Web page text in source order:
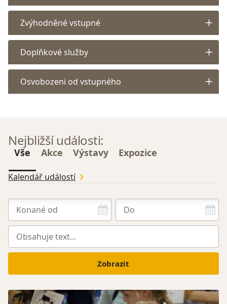
Zvýhodněné vstupné
Doplňkové služby
Osvobozeni od vstupného
Nejbližší události:
Vše Akce Výstavy Expozice
Kalendář událostí
Zobrazit